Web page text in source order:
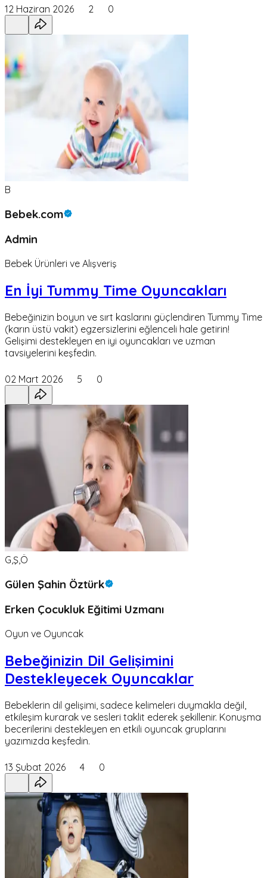
12 Haziran 2026 2 0
B
Bebek.com
Admin
Bebek Ürünleri ve Alışveriş
En İyi Tummy Time Oyuncakları
Bebeğinizin boyun ve sırt kaslarını güçlendiren Tummy Time
(karın üstü vakit) egzersizlerini eğlenceli hale getirin!
Gelişimi destekleyen en iyi oyuncakları ve uzman
tavsiyelerini keşfedin.
02 Mart 2026 5 0
G,Ş,Ö
Gülen Şahin Öztürk
Erken Çocukluk Eğitimi Uzmanı
Oyun ve Oyuncak
Bebeğinizin Dil Gelişimini
Destekleyecek Oyuncaklar
Bebeklerin dil gelişimi, sadece kelimeleri duymakla değil,
etkileşim kurarak ve sesleri taklit ederek şekillenir. Konuşma
becerilerini destekleyen en etkili oyuncak gruplarını
yazımızda keşfedin.
13 Şubat 2026 4 0